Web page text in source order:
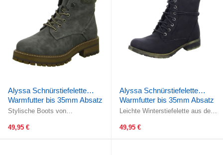
Alyssa Schnürstiefelette
Warmfutter bis 35mm Absatz
(casual)
Stylische Boots von
wunderschönem, grauem, glattem
49,95 €
Alyssa Schnürstiefelette
Warmfutter bis 35mm Absatz
(casual)
Leichte Winterstiefelette aus dem
garantiert eine optimale Passform.
49,95 €